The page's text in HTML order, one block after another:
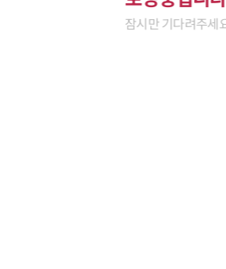
잠시만 기다려주세